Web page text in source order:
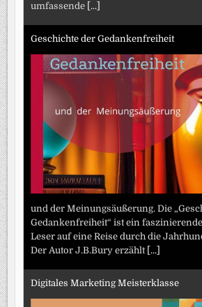
umfassende [...]
Geschichte der Gedankenfreiheit
und der Meinungsäußerung. Die
Gedankenfreiheit“ ist ein
Leser auf eine Reise durch die
Der Autor J.B.Bury erzählt [...]
Digitales Marketing Meisterklasse